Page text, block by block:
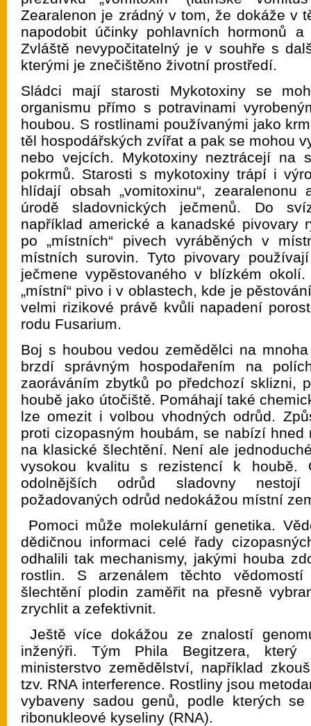
Zearalenon je zrádný v tom, že dokáže v
napodobit účinky pohlavních hormonů
Zvláště nevypočitatelný je v souhře s
kterými je znečištěno životní prostředí.
Sládci mají starosti Mykotoxiny se
organismu přímo s potravinami
houbou. S rostlinami používanými jako
těl hospodářských zvířat a pak se mohou
nebo vejcích. Mykotoxiny neztrácejí na
pokrmů. Starosti s mykotoxiny trápí i
hlídají obsah „vomitoxinu“,
úrodě sladovnických ječmenů. Do
například americké a kanadské pivovary
po „místních“ pivech vyráběných v
místních surovin. Tyto pivovary
ječmene vypěstovaného v blízkém
„místní“ pivo i v oblastech, kde je
velmi rizikové právě kvůli napadení
rodu Fusarium.
Boj s houbou vedou zemědělci na
brzdí správným hospodařením na
zaoráváním zbytků po předchozí sklizni,
houbě jako útočiště. Pomáhají také
lze omezit i volbou vhodných odrůd.
proti cizopasným houbám, se nabízí
na klasické šlechtění. Není ale
vysokou kvalitu s rezistencí k houbě.
odolnějších odrůd sladovny
požadovaných odrůd nedokážou místní
Pomoci může molekulární genetika.
dědičnou informaci celé řady
odhalili tak mechanismy, jakými houba
rostlin. S arzenálem těchto
šlechtění plodin zaměřit na přesně
zrychlit a zefektivnit.
Ještě více dokážou ze znalostí
inženýři. Tým Phila Begitzera, který
ministerstvo zemědělství, například
tzv. RNA interference. Rostliny jsou
vybaveny sadou genů, podle kterých
ribonukleové kyseliny (RNA).